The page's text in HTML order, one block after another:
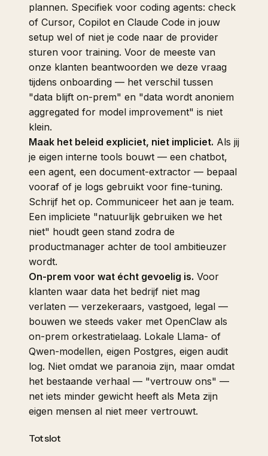
plannen. Specifiek voor coding agents: check
of Cursor, Copilot en Claude Code in jouw
setup wel of niet je code naar de provider
sturen voor training. Voor de meeste van
onze klanten beantwoorden we deze vraag
tijdens onboarding — het verschil tussen
"data blijft on-prem" en "data wordt anoniem
aggregated for model improvement" is niet
klein.
Maak het beleid expliciet, niet impliciet. Als jij
je eigen interne tools bouwt — een chatbot,
een agent, een document-extractor — bepaal
vooraf of je logs gebruikt voor fine-tuning.
Schrijf het op. Communiceer het aan je team.
Een impliciete "natuurlijk gebruiken we het
niet" houdt geen stand zodra de
productmanager achter de tool ambitieuzer
wordt.
On-prem voor wat écht gevoelig is. Voor
klanten waar data het bedrijf niet mag
verlaten — verzekeraars, vastgoed, legal —
bouwen we steeds vaker met OpenClaw als
on-prem orkestratielaag. Lokale Llama- of
Qwen-modellen, eigen Postgres, eigen audit
log. Niet omdat we paranoia zijn, maar omdat
het bestaande verhaal — "vertrouw ons" —
net iets minder gewicht heeft als Meta zijn
eigen mensen al niet meer vertrouwt.
Tot slot